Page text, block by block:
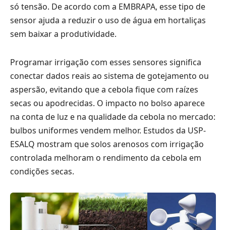
só tensão. De acordo com a EMBRAPA, esse tipo de
sensor ajuda a reduzir o uso de água em hortaliças
sem baixar a produtividade.
Programar irrigação com esses sensores significa
conectar dados reais ao sistema de gotejamento ou
aspersão, evitando que a cebola fique com raízes
secas ou apodrecidas. O impacto no bolso aparece
na conta de luz e na qualidade da cebola no mercado:
bulbos uniformes vendem melhor. Estudos da USP-
ESALQ mostram que solos arenosos com irrigação
controlada melhoram o rendimento da cebola em
condições secas.